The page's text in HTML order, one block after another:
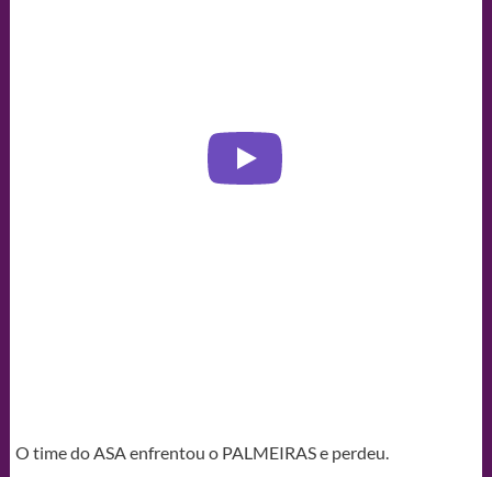
O time do ASA enfrentou o PALMEIRAS e perdeu.